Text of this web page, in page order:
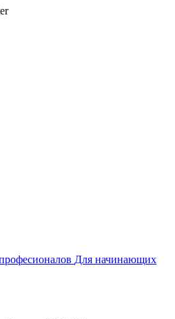
Для начинающих